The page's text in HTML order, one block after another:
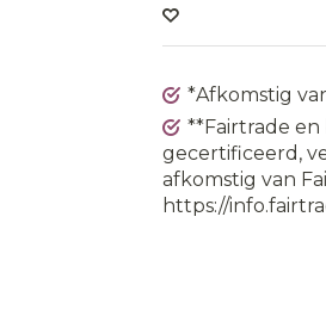
*Afkomstig
**Fairtrade
gecertificeerd,
afkomstig van
https://